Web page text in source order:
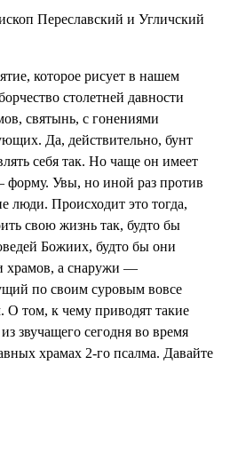
Переславский и Угличский
которое рисует в нашем
столетней давности
святынь, с гонениями
Да, действительно, бунт
себя так. Но чаще он имеет
Увы, но иной раз против
люди. Происходит это тогда,
свою жизнь так, будто бы
Божиих, будто бы они
храмов, а снаружи —
по своим суровым вовсе
О том, к чему приводят такие
звучащего сегодня во время
храмах 2-го псалма. Давайте